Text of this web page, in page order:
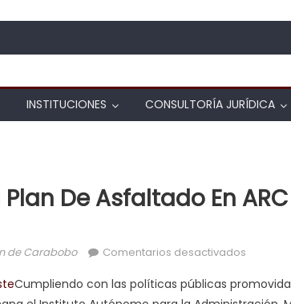
INSTITUCIONES CONSULTORÍA JURÍDICA
De Asfaltado En
de Carabobo Comentarios desactivados en
Cumpliendo con las políticas públicas